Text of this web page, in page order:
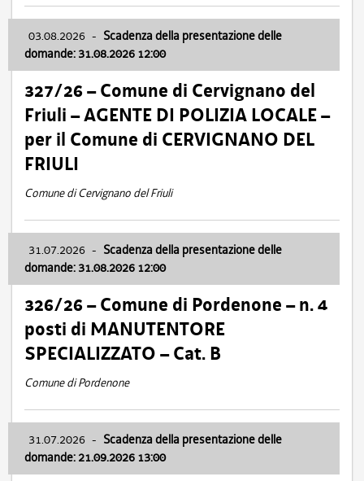
03.08.2026 - Scadenza della presentazione delle
domande: 31.08.2026 12:00
327/26 – Comune di Cervignano del
Friuli – AGENTE DI POLIZIA LOCALE –
per il Comune di CERVIGNANO DEL
FRIULI
Comune di Cervignano del Friuli
31.07.2026 - Scadenza della presentazione delle
domande: 31.08.2026 12:00
326/26 – Comune di Pordenone – n. 4
posti di MANUTENTORE
SPECIALIZZATO – Cat. B
Comune di Pordenone
31.07.2026 - Scadenza della presentazione delle
domande: 21.09.2026 13:00